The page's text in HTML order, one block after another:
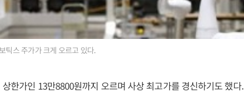
틱스 주가가 크게 오르고 있다.
한가인 13만8800원까지 오르며 사상 최고가를 경신하기도 했다.